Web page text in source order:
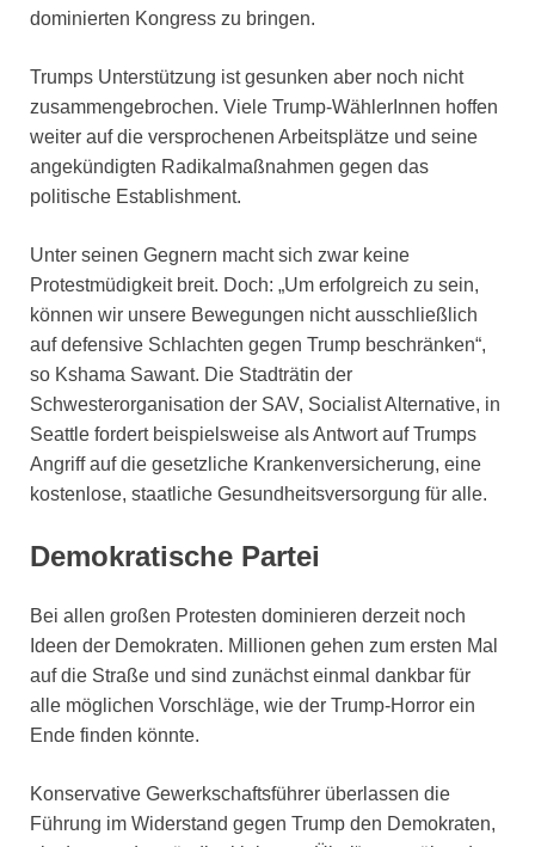
dominierten Kongress zu bringen.
Trumps Unterstützung ist gesunken aber noch nicht
zusammengebrochen. Viele Trump-WählerInnen hoffen
weiter auf die versprochenen Arbeitsplätze und seine
angekündigten Radikalmaßnahmen gegen das
politische Establishment.
Unter seinen Gegnern macht sich zwar keine
Protestmüdigkeit breit. Doch: „Um erfolgreich zu sein,
können wir unsere Bewegungen nicht ausschließlich
auf defensive Schlachten gegen Trump beschränken“,
so Kshama Sawant. Die Stadträtin der
Schwesterorganisation der SAV, Socialist Alternative, in
Seattle fordert beispielsweise als Antwort auf Trumps
Angriff auf die gesetzliche Krankenversicherung, eine
kostenlose, staatliche Gesundheitsversorgung für alle.
Demokratische Partei
Bei allen großen Protesten dominieren derzeit noch
Ideen der Demokraten. Millionen gehen zum ersten Mal
auf die Straße und sind zunächst einmal dankbar für
alle möglichen Vorschläge, wie der Trump-Horror ein
Ende finden könnte.
Konservative Gewerkschaftsführer überlassen die
Führung im Widerstand gegen Trump den Demokraten,